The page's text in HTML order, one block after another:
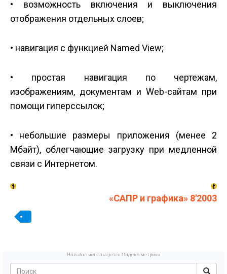
• возможность включения и выключения
отображения отдельных слоев;
• навигация с функцией Named View;
• простая навигация по чертежам,
изображениям, документам и Web-сайтам при
помощи гиперссылок;
• небольшие размеры приложения (менее 2
Мбайт), облегчающие загрузку при медленной
связи с Интернетом.
«САПР и графика» 8'2003
На сайте используется Яндекс метрика